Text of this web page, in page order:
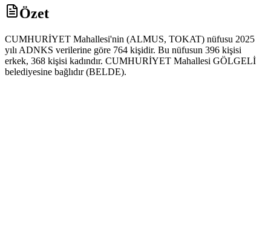
Özet
CUMHURİYET Mahallesi'nin (ALMUS, TOKAT) nüfusu 2025
yılı ADNKS verilerine göre 764 kişidir. Bu nüfusun 396 kişisi
erkek, 368 kişisi kadındır. CUMHURİYET Mahallesi GÖLGELİ
belediyesine bağlıdır (BELDE).